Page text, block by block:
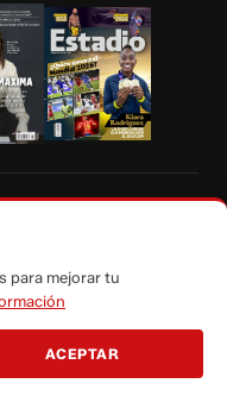
de Vistazo.com.
para mejorar tu
ACEPTAR